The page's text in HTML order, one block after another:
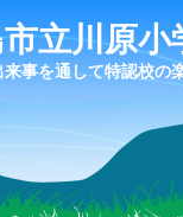
立川原
来事を通して特認校の